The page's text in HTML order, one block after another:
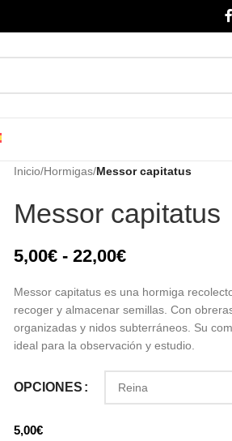
Inicio/Hormigas/Messor capitatus
Messor capitatus
5,00€ - 22,00€
Messor capitatus es una hormiga
recoger y almacenar semillas. Con
organizadas y nidos subterráneos. Su
ideal para la observación y estudio.
OPCIONES
5,00€